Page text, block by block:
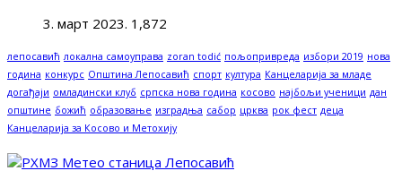
3. март 2023. 1,872
лепосавић локална самоуправа zoran todić пољопривреда избори 2019 нова
година конкурс Општина Лепосавић спорт култура Канцеларија за младе
догађаји омладински клуб српска нова година косово најбољи ученици дан
општине божић образовање изградња сабор црква рок фест деца
Канцеларија за Косово и Метохију